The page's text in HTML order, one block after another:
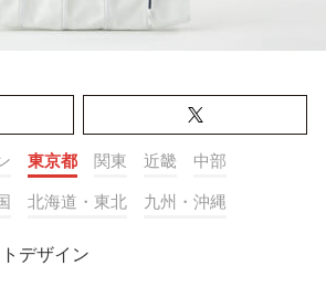
東京都 関東 近畿 中部
北海道・東北 九州・沖縄
デザイン